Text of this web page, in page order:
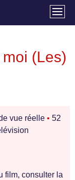
(Les)
vue réelle • 52
film, consulter la